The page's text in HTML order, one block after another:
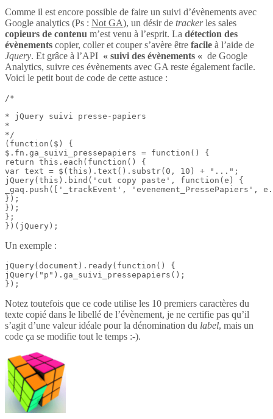
Comme il est encore possible de faire un suivi d’évènements avec
Google analytics (Ps : Not GA), un désir de trackerles sales
copieurs de contenu m’est venu à l’esprit. La détection des
évènements copier, coller et couper s’avère être facile à l’aide de
Jquery. Et grâce à l’API « suivi des évènements « de Google
Analytics, suivre ces évènements avec GA reste également facile.
Voici le petit bout de code de cette astuce :
/*
* jQuery suivi presse-papiers
*
*/
(function($) {
$.fn.ga_suivi_pressepapiers = function() {
return this.each(function() {
var text = $(this).text().substr(0, 10) + "...";
jQuery(this).bind('cut copy paste', function(e) {
_gaq.push(['_trackEvent', 'evenement_PressePapiers',
});
});
};
})(jQuery);
Un exemple :
jQuery(document).ready(function() {
jQuery("p").ga_suivi_pressepapiers();
});
Notez toutefois que ce code utilise les 10 premiers caractères du
texte copié dans le libellé de l’évènement, je ne certifie pas qu’il
s’agit d’une valeur idéale pour la dénomination du label, mais un
code ça se modifie tout le temps :-).